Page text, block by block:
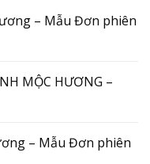
– Mẫu Đơn phiên
MỘC HƯƠNG –
– Mẫu Đơn phiên